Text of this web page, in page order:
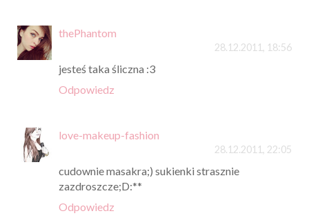
thePhantom
28.12.2011, 18:56
jesteś taka śliczna :3
Odpowiedz
love-makeup-fashion
28.12.2011, 22:05
cudownie masakra;) sukienki strasznie
zazdroszcze;D:**
Odpowiedz